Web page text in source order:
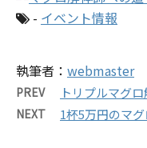
- イベント情報
執筆者： webmaster
PREV トリプルマグ
NEXT 1杯5万円のマ